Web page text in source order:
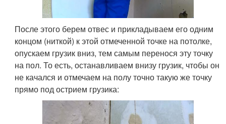
После этого берем отвес и прикладываем его одним
концом (ниткой) к этой отмеченной точке на потолке,
опускаем грузик вниз, тем самым перенося эту точку
на пол. То есть, останавливаем внизу грузик, чтобы он
не качался и отмечаем на полу точно такую же точку
прямо под острием грузика: